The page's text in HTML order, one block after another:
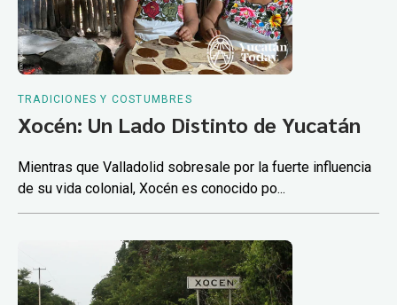
TRADICIONES Y COSTUMBRES
Xocén: Un Lado Distinto de Yucatán
Mientras que Valladolid sobresale por la fuerte influencia
de su vida colonial, Xocén es conocido po...